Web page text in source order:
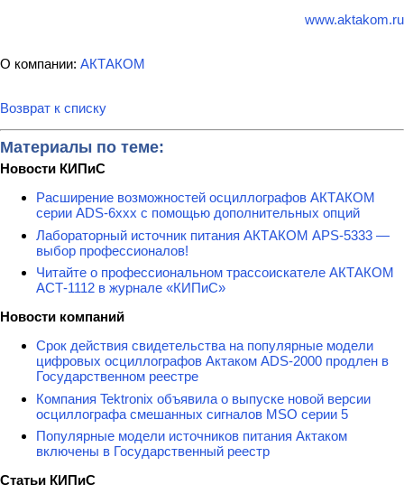
www.aktakom.ru
О компании: АКТАКОМ
Возврат к списку
Материалы по теме:
Новости КИПиС
Расширение возможностей осциллографов АКТАКОМ
серии ADS-6ххх с помощью дополнительных опций
Лабораторный источник питания АКТАКОМ APS-5333 —
выбор профессионалов!
Читайте о профессиональном трассоискателе АКТАКОМ
АСТ-1112 в журнале «КИПиС»
Новости компаний
Срок действия свидетельства на популярные модели
цифровых осциллографов Актаком ADS-2000 продлен в
Государственном реестре
Компания Tektronix объявила о выпуске новой версии
осциллографа смешанных сигналов MSO серии 5
Популярные модели источников питания Актаком
включены в Государственный реестр
Статьи КИПиС